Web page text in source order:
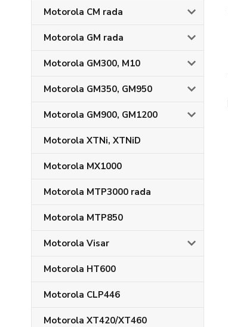
Motorola CM rada
Motorola GM rada
Motorola GM300, M10
Motorola GM350, GM950
Motorola GM900, GM1200
Motorola XTNi, XTNiD
Motorola MX1000
Motorola MTP3000 rada
Motorola MTP850
Motorola Visar
Motorola HT600
Motorola CLP446
Motorola XT420/XT460